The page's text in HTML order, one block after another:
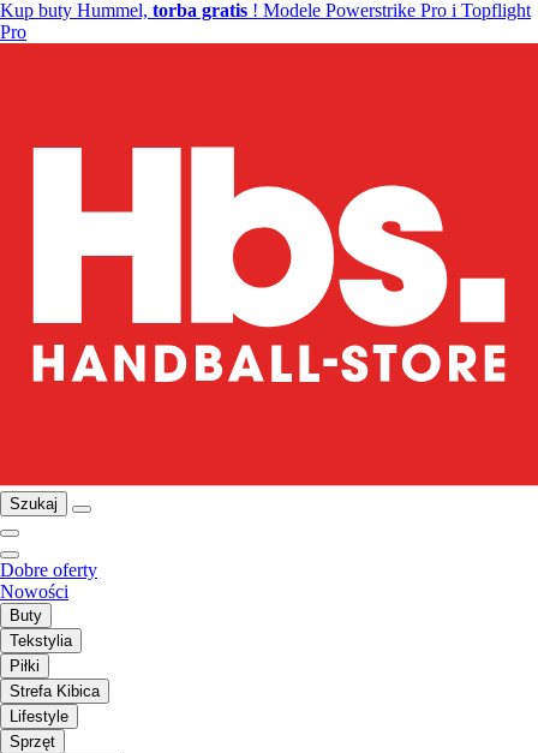
Kup buty Hummel, torba gratis ! Modele Powerstrike Pro i Topflight
Pro
Szukaj
Dobre oferty
Nowości
Buty
Tekstylia
Piłki
Strefa Kibica
Lifestyle
Sprzęt